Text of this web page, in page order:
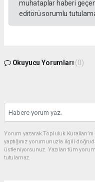
muhataplar haberi
editörü sorumlu
Okuyucu Yorumları (0)
Yorum yazarak Topluluk
yaptığınız yorumunuzla ilgili
üstleniyorsunuz. Yazılan tüm
tutulamaz.